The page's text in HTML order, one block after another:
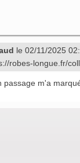
le 02/11/2025
robes-longue.fr/
passage m'a